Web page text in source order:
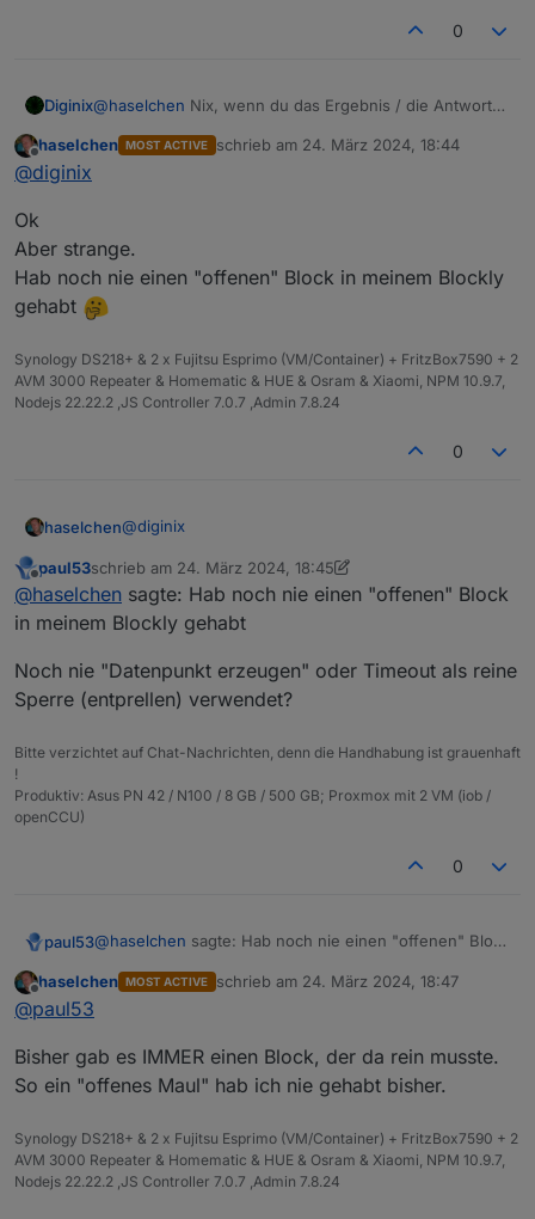
0
Diginix@haselchen Nix, wenn du das Ergebnis / die Antwort
Offline
haselchen MOST ACTIVE schrieb am 24. März 2024, 18:44
zuletzt editiert von
@diginix
Ok
Aber strange.
Hab noch nie einen "offenen" Block in meinem Blockly
gehabt
Synology DS218+ & 2 x Fujitsu Esprimo (VM/Container) + FritzBox7590 + 2
AVM 3000 Repeater & Homematic & HUE & Osram & Xiaomi, NPM 10.9.7,
Nodejs 22.22.2 ,JS Controller 7.0.7 ,Admin 7.8.24
0
haselchen@diginix
Ok
Aber strange.
Hab noch nie einen "offenen" Block in meinem
Blockly gehabt
Offline
paul53schrieb am 24. März 2024, 18:45
zuletzt editiert von paul53
@haselchen sagte: Hab noch nie einen "offenen" Block
in meinem Blockly gehabt
Noch nie "Datenpunkt erzeugen" oder Timeout als reine
Sperre (entprellen) verwendet?
Bitte verzichtet auf Chat-Nachrichten, denn die Handhabung ist grauenhaft
!
Produktiv: Asus PN 42 / N100 / 8 GB / 500 GB; Proxmox mit 2 VM (iob /
openCCU)
0
paul53@haselchen sagte: Hab noch nie einen "offenen" Block
Noch nie "Datenpunkt erzeugen" oder Timeout als
Offline
haselchen MOST ACTIVE schrieb am 24. März 2024, 18:47
zuletzt editiert von
@paul53
Bisher gab es IMMER einen Block, der da rein musste.
So ein "offenes Maul" hab ich nie gehabt bisher.
Synology DS218+ & 2 x Fujitsu Esprimo (VM/Container) + FritzBox7590 + 2
AVM 3000 Repeater & Homematic & HUE & Osram & Xiaomi, NPM 10.9.7,
Nodejs 22.22.2 ,JS Controller 7.0.7 ,Admin 7.8.24